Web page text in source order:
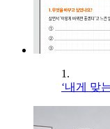
1.
‘내게 맞